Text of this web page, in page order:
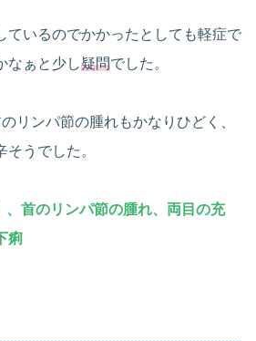
ているのでかかったとしても軽症で
なぁと少し疑問でした。
リンパ節の腫れもかなりひどく、
そうでした。
首のリンパ節の腫れ、両目の充
痢